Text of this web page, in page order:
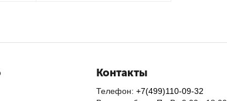
Контакты
Телефон: +7(499)110-09-32